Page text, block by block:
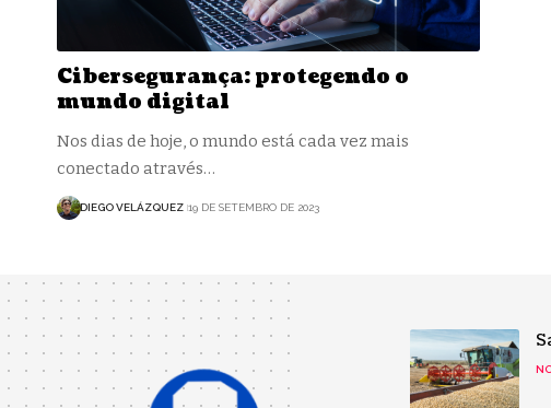
Cibersegurança: protegendo o
mundo digital
Nos dias de hoje, o mundo está cada vez mais
conectado através…
DIEGO VELÁZQUEZ 19 DE SETEMBRO DE 2023